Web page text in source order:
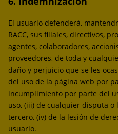
El usuario defenderá,
RACC, sus filiales, directivos,
agentes, colaboradores,
proveedores, de toda y
daño y perjuicio que se les
del uso de la página web por
incumplimiento por parte del
uso, (iii) de cualquier disputa
tercero, (iv) de la lesión de
usuario.